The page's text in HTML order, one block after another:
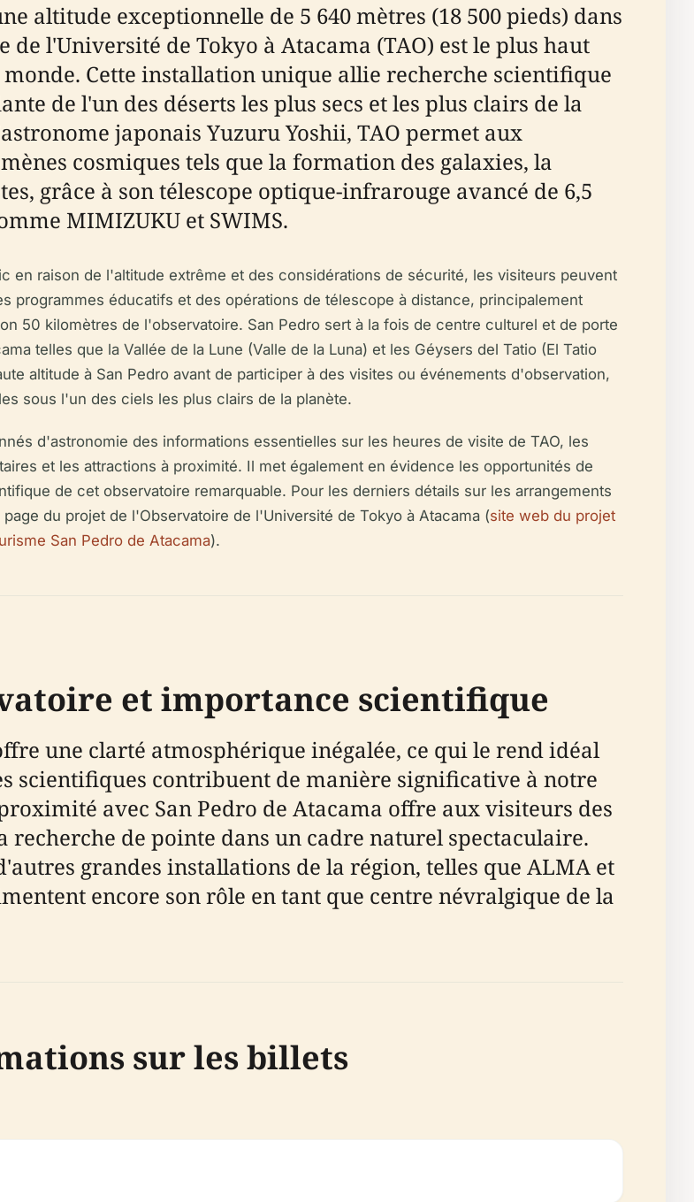
altitude exceptionnelle de 5 640 mètres (18 500 pieds) dans
l'Université de Tokyo à Atacama (TAO) est le plus haut
Cette installation unique allie recherche scientifique
de l'un des déserts les plus secs et les plus clairs de la
japonais Yuzuru Yoshii, TAO permet aux
cosmiques tels que la formation des galaxies, la
grâce à son télescope optique-infrarouge avancé de 6,5
MIMIZUKU et SWIMS.
en raison de l'altitude extrême et des considérations de sécurité, les visiteurs peuvent
programmes éducatifs et des opérations de télescope à distance, principalement
50 kilomètres de l'observatoire. San Pedro sert à la fois de centre culturel et de porte
telles que la Vallée de la Lune (Valle de la Luna) et les Géysers del Tatio (El Tatio
altitude à San Pedro avant de participer à des visites ou événements d'observation,
sous l'un des ciels les plus clairs de la planète.
d'astronomie des informations essentielles sur les heures de visite de TAO, les
et les attractions à proximité. Il met également en évidence les opportunités de
de cet observatoire remarquable. Pour les derniers détails sur les arrangements
du projet de l'Observatoire de l'Université de Tokyo à Atacama (site web du projet
San Pedro de Atacama).
et importance scientifique
une clarté atmosphérique inégalée, ce qui le rend idéal
scientifiques contribuent de manière significative à notre
avec San Pedro de Atacama offre aux visiteurs des
recherche de pointe dans un cadre naturel spectaculaire.
grandes installations de la région, telles que ALMA et
encore son rôle en tant que centre névralgique de la
sur les billets